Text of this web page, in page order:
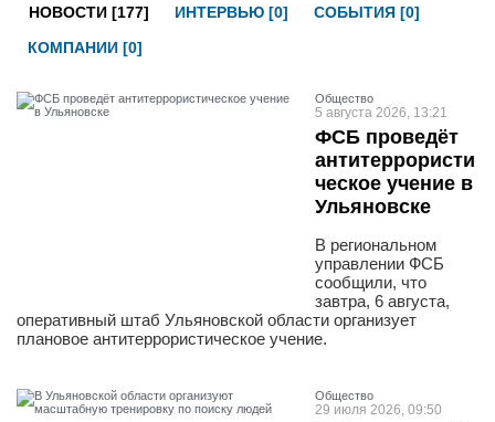
НОВОСТИ [177] ИНТЕРВЬЮ [0]
СОБЫТИЯ [0]
КОМПАНИИ [0]
Общество
5 августа 2026, 13:21
ФСБ проведёт
антитеррористи
ческое учение в
Ульяновске
В региональном
управлении ФСБ
сообщили, что
завтра, 6 августа,
оперативный штаб Ульяновской области организует
плановое антитеррористическое учение.
Общество
29 июля 2026, 09:50